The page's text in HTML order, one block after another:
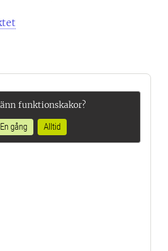
funktionskakor?
En gång
Alltid